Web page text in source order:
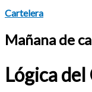
Cartelera
Mañana de
Lógica